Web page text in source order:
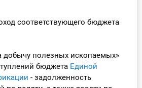
соответствующего бюджета
добычу полезных ископаемых»
бюджета Единой
- задолженность